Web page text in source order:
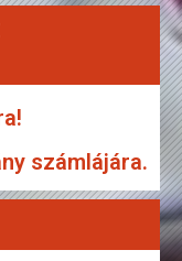
számlájára.